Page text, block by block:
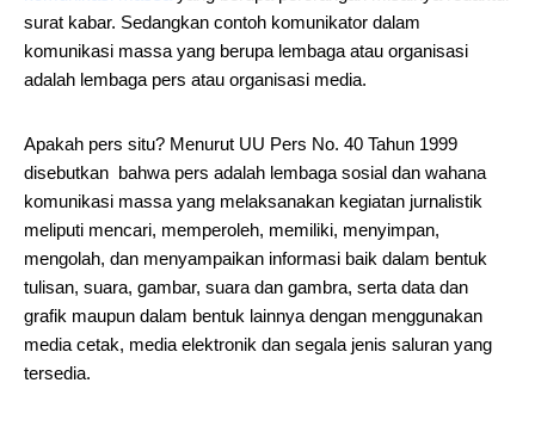
surat kabar. Sedangkan contoh komunikator dalam
komunikasi massa yang berupa lembaga atau organisasi
adalah lembaga pers atau organisasi media.
Apakah pers situ? Menurut UU Pers No. 40 Tahun 1999
disebutkan bahwa pers adalah lembaga sosial dan wahana
komunikasi massa yang melaksanakan kegiatan jurnalistik
meliputi mencari, memperoleh, memiliki, menyimpan,
mengolah, dan menyampaikan informasi baik dalam bentuk
tulisan, suara, gambar, suara dan gambra, serta data dan
grafik maupun dalam bentuk lainnya dengan menggunakan
media cetak, media elektronik dan segala jenis saluran yang
tersedia.